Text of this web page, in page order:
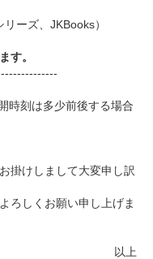
ーズ、 JKBooks）
す。
--
時刻は多少前後する場合
掛けしまして大変申し訳
ろしくお願い申し上げま
以上